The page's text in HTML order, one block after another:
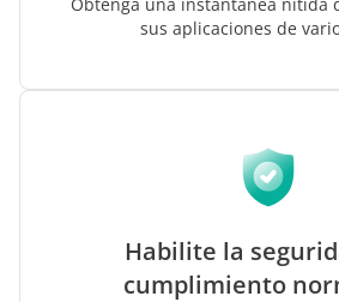
sus aplicaciones de
Habilite la
cumplimiento